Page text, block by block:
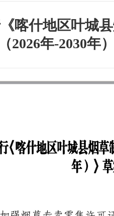
喀什地区叶城
（2026年-2030